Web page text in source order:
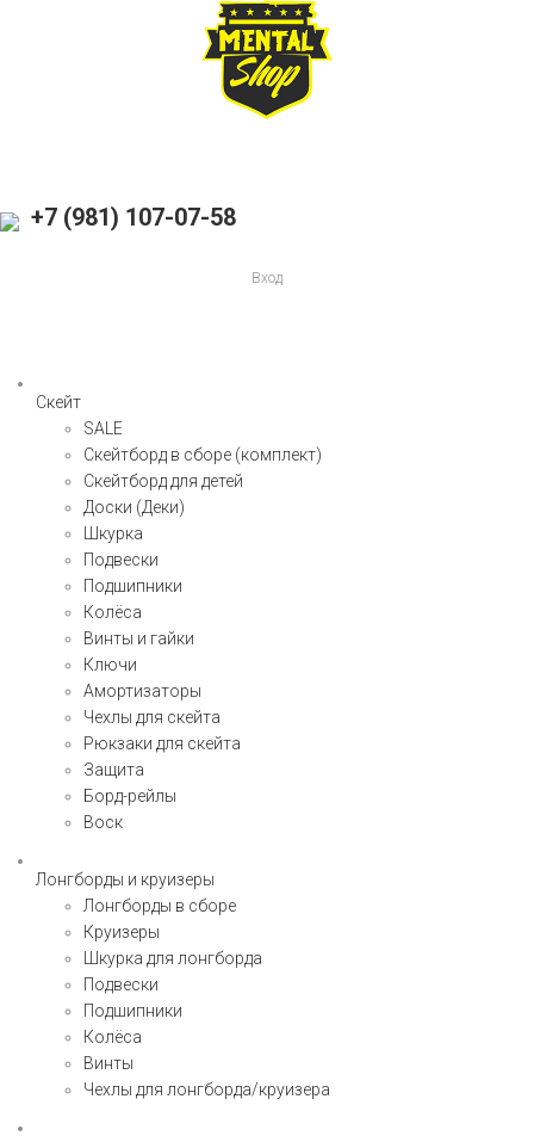
+7 (981) 107-07-58
Вход
Скейт
SALE
Скейтборд в сборе (комплект)
Скейтборд для детей
Доски (Деки)
Шкурка
Подвески
Подшипники
Колёса
Винты и гайки
Ключи
Амортизаторы
Чехлы для скейта
Рюкзаки для скейта
Защита
Борд-рейлы
Воск
Лонгборды и круизеры
Лонгборды в сборе
Круизеры
Шкурка для лонгборда
Подвески
Подшипники
Колёса
Винты
Чехлы для лонгборда/круизера